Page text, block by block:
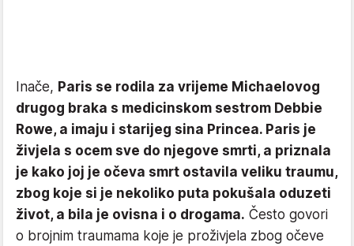
Inače, Paris se rodila za vrijeme Michaelovog
drugog braka s medicinskom sestrom Debbie
Rowe, a imaju i starijeg sina Princea. Paris je
živjela s ocem sve do njegove smrti, a priznala
je kako joj je očeva smrt ostavila veliku traumu,
zbog koje si je nekoliko puta pokušala oduzeti
život, a bila je ovisna i o drogama. Često govori
o brojnim traumama koje je proživjela zbog očeve